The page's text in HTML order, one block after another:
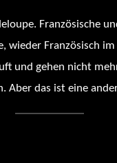
Französische
wieder Französisch
und gehen nicht
Aber das ist eine